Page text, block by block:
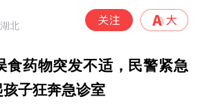
北
食药物突发不适，民警紧急
子狂奔急诊室